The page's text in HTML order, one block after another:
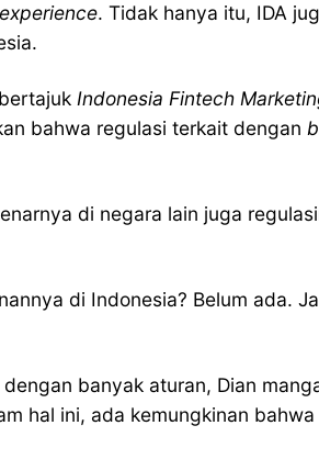
. Tidak hanya itu, IDA
Indonesia Fintech
bahwa regulasi terkait dengan
di negara lain juga
di Indonesia? Belum ada.
banyak aturan, Dian
hal ini, ada kemungkinan